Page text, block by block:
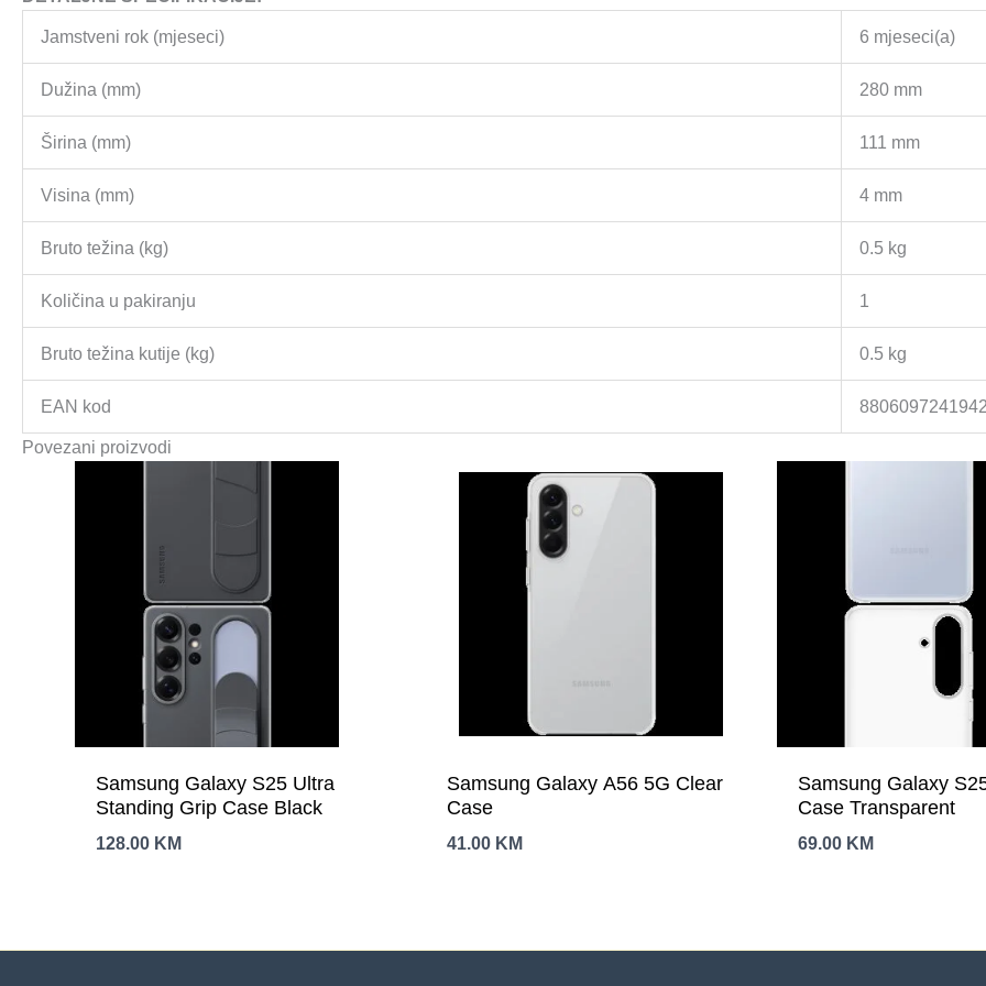
Jamstveni rok (mjeseci) 6 mjeseci(a)
Dužina (mm) 280 mm
Širina (mm) 111 mm
Visina (mm) 4 mm
Bruto težina (kg) 0.5 kg
Količina u pakiranju 1
Bruto težina kutije (kg) 0.5 kg
EAN kod
Povezani proizvodi
Samsung Galaxy S25 Ultra
Standing Grip Case Black
128.00 KM
Samsung Galaxy A56 5G Clear
Case
41.00 KM
Samsung Galaxy
Case Transparent
69.00 KM